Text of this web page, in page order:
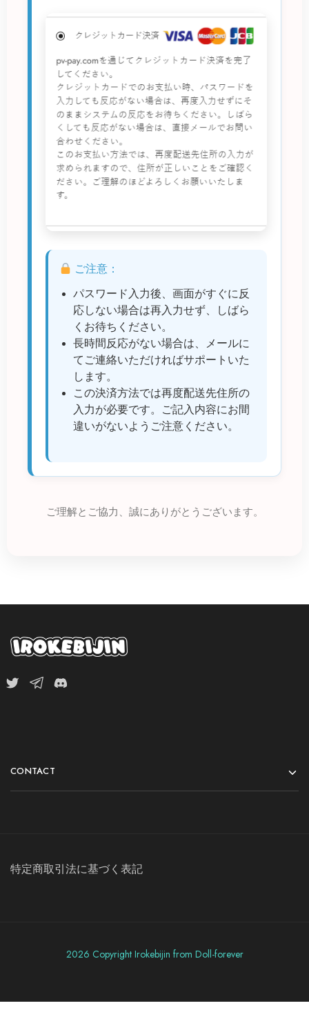
ご注意：
パスワード入力後、画面がすぐに反
応しない場合は再入力せず、しばら
くお待ちください。
長時間反応がない場合は、メールに
てご連絡いただければサポートいた
します。
この決済方法では再度配送先住所の
入力が必要です。ご記入内容にお間
違いがないようご注意ください。
ご理解とご協力、誠にありがとうございます。
CONTACT
特定商取引法に基づく表記
2026 Copyright Irokebijin from Doll-forever